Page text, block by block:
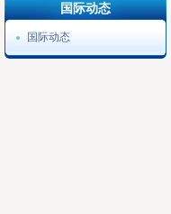
国际动态
国际动态